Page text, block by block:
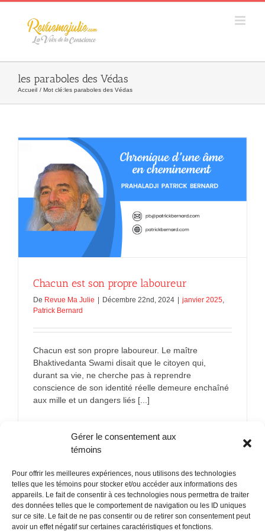
Gérer le consentement aux
témoins
Pour offrir les meilleures expériences, nous utilisons des technologies
telles que les témoins pour stocker et/ou accéder aux informations des
appareils. Le fait de consentir à ces technologies nous permettra de traiter
des données telles que le comportement de navigation ou les ID uniques
sur ce site. Le fait de ne pas consentir ou de retirer son consentement peut
avoir un effet négatif sur certaines caractéristiques et fonctions.
Skip
les paraboles des Védas
Accueil Mot clé:les paraboles des Védas
Chacun est son propre laboureur
De Revue Ma Julie | Décembre 22nd, 2024 | janvier 2025
Patrick Bernard
Chacun est son propre laboureur. Le maître
Bhaktivedanta Swami disait que le citoyen qui,
durant sa vie, ne cherche pas à reprendre
conscience de son identité réelle demeure enchaîné
aux mille et un dangers liés [...]
POLITIQUE CONFIDENTIALITÉES